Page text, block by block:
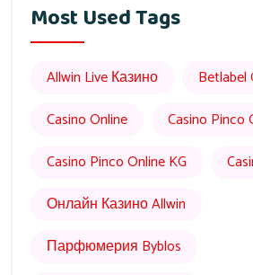
Most Used Tags
Allwin Live Казино
Betlabel
Casino Online
Casino Pinco
Casino Pinco Online KG
Онлайн Казино Allwin
Парфюмерия Byblos